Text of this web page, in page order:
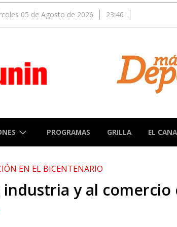
05 de Agosto de 2026 23:46
PROGRAMAS GRILLA EL
EN EL BICENTENARIO
industria y al comercio